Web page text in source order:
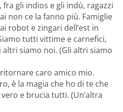
fra gli indios e gli indù, ragazzi
non ce la fanno più. Famiglie
robot e zingari dell’est in
tutti vittime e carnefici,
siamo noi. (Gli altri siamo
caro amico mio.
è la magia che ho di te che
e brucia tutti. (Un’altra